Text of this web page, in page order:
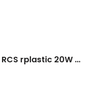
Urban Vitamin Los Angeles RCS rplastic 20W PD powerbank